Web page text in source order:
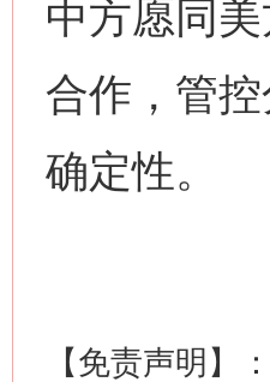
中方愿同
合作，管
确定性。
【免责声明】
网上购药对药下症